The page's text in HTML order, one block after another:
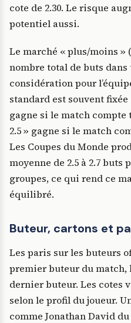
cote de 2.30. Le risque
potentiel aussi.
Le marché « plus/moins »
nombre total de buts dans
considération pour
standard est souvent fixée
gagne si le match
2.5 » gagne si le match
Les Coupes du Monde
moyenne de 2.5 à 2.7 buts
groupes, ce qui rend ce
équilibré.
Buteur, cartons et
Les paris sur les buteurs
premier buteur du match,
dernier buteur. Les cotes
selon le profil du joueur.
comme Jonathan David